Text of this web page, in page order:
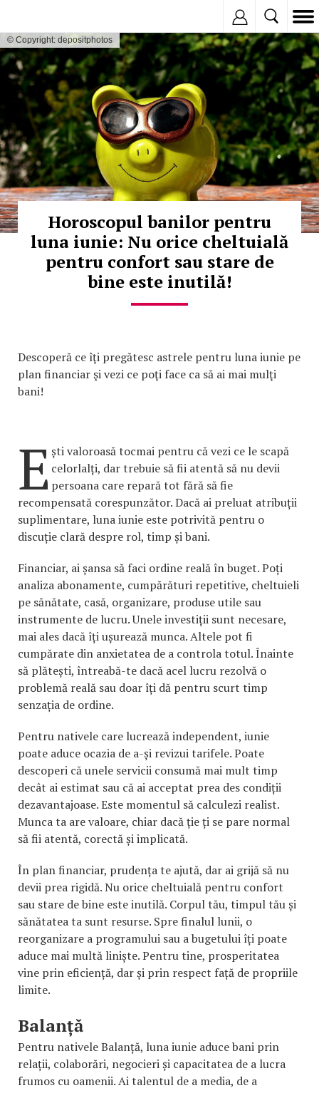
© Copyright: depositphotos
Horoscopul banilor pentru
luna iunie: Nu orice cheltuială
pentru confort sau stare de
bine este inutilă!
Descoperă ce îţi pregătesc astrele pentru luna iunie pe
plan financiar şi vezi ce poţi face ca să ai mai mulţi
bani!
E ști valoroasă tocmai pentru că vezi ce le scapă
celorlalți, dar trebuie să fii atentă să nu devii
persoana care repară tot fără să fie
recompensată corespunzător. Dacă ai preluat atribuții
suplimentare, luna iunie este potrivită pentru o
discuție clară despre rol, timp și bani.
Financiar, ai șansa să faci ordine reală în buget. Poți
analiza abonamente, cumpărături repetitive, cheltuieli
pe sănătate, casă, organizare, produse utile sau
instrumente de lucru. Unele investiții sunt necesare,
mai ales dacă îți ușurează munca. Altele pot fi
cumpărate din anxietatea de a controla totul. Înainte
să plătești, întreabă-te dacă acel lucru rezolvă o
problemă reală sau doar îți dă pentru scurt timp
senzația de ordine.
Pentru nativele care lucrează independent, iunie
poate aduce ocazia de a-și revizui tarifele. Poate
descoperi că unele servicii consumă mai mult timp
decât ai estimat sau că ai acceptat prea des condiții
dezavantajoase. Este momentul să calculezi realist.
Munca ta are valoare, chiar dacă ție ți se pare normal
să fii atentă, corectă și implicată.
În plan financiar, prudența te ajută, dar ai grijă să nu
devii prea rigidă. Nu orice cheltuială pentru confort
sau stare de bine este inutilă. Corpul tău, timpul tău și
sănătatea ta sunt resurse. Spre finalul lunii, o
reorganizare a programului sau a bugetului îți poate
aduce mai multă liniște. Pentru tine, prosperitatea
vine prin eficiență, dar și prin respect față de propriile
limite.
Balanță
Pentru nativele Balanță, luna iunie aduce bani prin
relații, colaborări, negocieri și capacitatea de a lucra
frumos cu oamenii. Ai talentul de a media, de a